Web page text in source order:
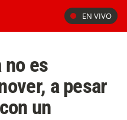
EN VIVO
no es
a pesar
un